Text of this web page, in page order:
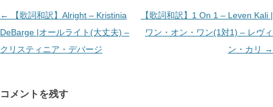
投
稿
ナ
ー
←
【歌詞和訳】Alright – Kristinia
DeBarge |オールライト(大丈夫) –
クリスティニア・デバージ
【歌詞和訳】1 On 1 – Leven Kali |
ワン・オン・ワン(1対1) – レヴィ
ン・カリ →
コメントを残す